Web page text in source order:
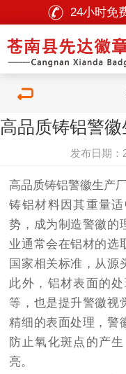
24小时免
高品质铸铝警
发布日期
高品质铸铝警徽生产
铸铝材料因其重量
势，成为制造警徽的
业通常会在铝材的选
国家相关标准，从源
此外，铝材表面的
等，也是提升警徽视
精细的表面处理，警
防止氧化斑点的产
亮。